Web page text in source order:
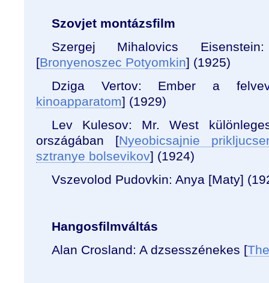
Szovjet montázsfilm
Szergej Mihalovics
[Bronyenoszec Potyomkin] (1925)
Dziga Vertov: Ember a
kinoapparatom] (1929)
Lev Kulesov: Mr. West
országában [Nyeobicsajnie
sztranye bolsevikov] (1924)
Vszevolod Pudovkin: Anya [Maty]
Hangosfilmváltás
Alan Crosland: A dzsesszénekes [